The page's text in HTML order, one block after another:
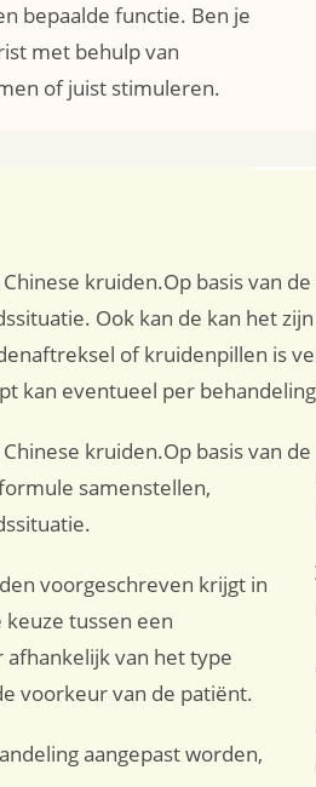
bepaalde functie. Ben je
met behulp van
of juist stimuleren.
kruiden.Op basis van
Ook kan de kan het
of kruidenpillen is
kan eventueel per
kruiden.Op basis van de
samenstellen,
voorgeschreven krijgt in
tussen een
van het type
voorkeur van de patiënt.
aangepast worden,